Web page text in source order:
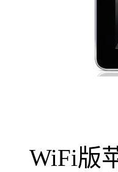
WiFi版